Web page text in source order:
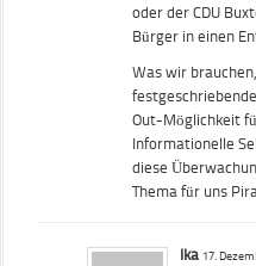
oder der CDU
Bürger in einen
Was wir
Out-Möglichkeit
Informationelle
diese
Thema für uns
Ika 17.